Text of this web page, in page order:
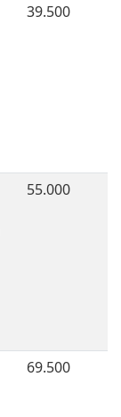
39.500
55.000
69.500